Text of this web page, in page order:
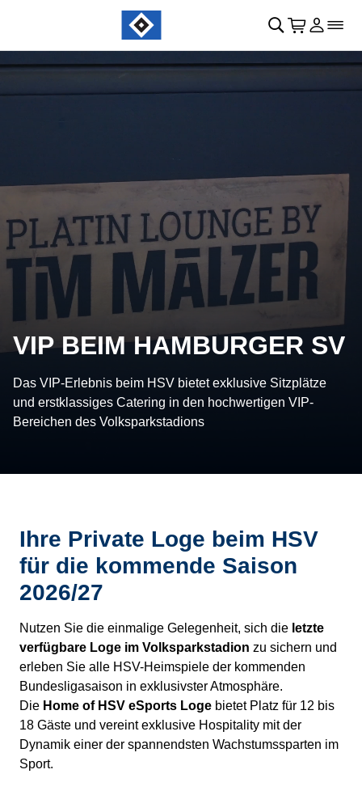
􀊫 􀍩 Login
􀉩􀌇
VIP BEIM HAMBURGER SV
Das VIP-Erlebnis beim HSV bietet exklusive Sitzplätze
und erstklassiges Catering in den hochwertigen VIP-
Bereichen des Volksparkstadions
Ihre Private Loge beim HSV
für die kommende Saison
2026/27
Nutzen Sie die einmalige Gelegenheit, sich die letzte
verfügbare Loge im Volksparkstadion zu sichern und
erleben Sie alle HSV-Heimspiele der kommenden
Bundesligasaison in exklusivster Atmosphäre.
Die Home of HSV eSports Loge bietet Platz für 12 bis
18 Gäste und vereint exklusive Hospitality mit der
Dynamik einer der spannendsten Wachstumssparten im
Sport.